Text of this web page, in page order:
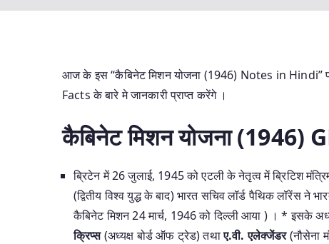
आज के इस “कैबिनेट मिशन योजना (1946) Notes in Hindi”
Facts के बारे मे जानकारी प्राप्त करेंगे ।
कैबिनेट मिशन योजना (1946)
ब्रिटेन में 26 जुलाई, 1945 को एटली के नेतृत्व में ब्रिटिश
(द्वितीय विश्व युद्ध के बाद) भारत सचिव लॉर्ड पैथिक लॉरेंस ने
कैबिनेट मिशन 24 मार्च, 1946 को दिल्ली आया ) । * इसके
क्रिप्स(अध्यक्ष बोर्ड ऑफ ट्रेड) तथाए.वी. एलेक्जेंडर(नौसेना